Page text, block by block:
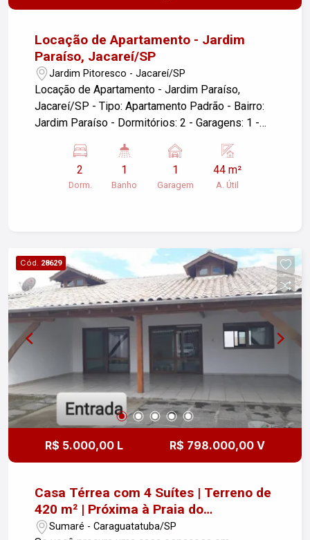
Locação de Apartamento - Jardim
Paraíso, Jacareí/SP
Jardim Pitoresco - Jacareí/SP
Locação de Apartamento - Jardim Paraíso,
Jacareí/SP - Tipo: Apartamento Padrão - Bairro:
Jardim Paraíso - Dormitórios: 2 - Garagens: 1 -
em mais informações ou quiser agendar uma
visita, entre em contato!
2
Dorm.
1
Banho
1
Garagem
44 m²
A. Útil
Cód. 28629
R$ 5.000,00 L R$ 798.000,00 V
Casa Térrea com 4 Suítes | Terreno de
420 m² | Próxima à Praia do
Camaroeiro em Caraguatatuba/SP
Sumaré - Caraguatatuba/SP